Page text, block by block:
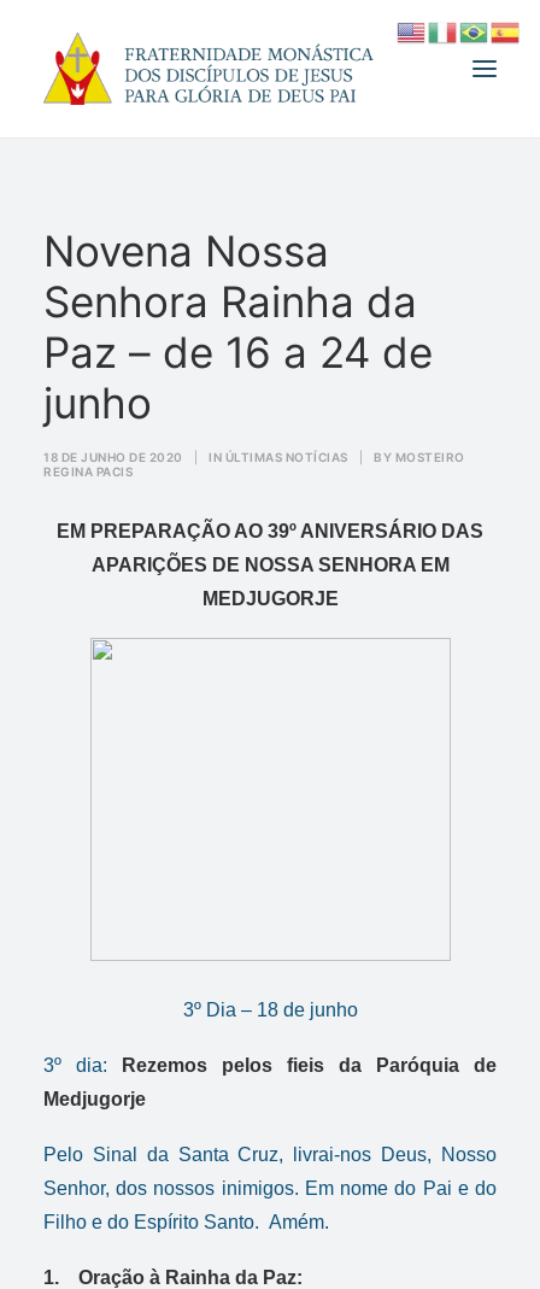
FUNDADOR
MEDJUGORJE
ESPIRITUALIDADE
ATUALIDADES
INFORMATIVO
DOAÇÃO
Novena Nossa
Senhora Rainha da
Paz – de 16 a 24 de
junho
18 DE JUNHO DE 2020 IN ÚLTIMAS NOTÍCIAS BY MOSTEIRO
REGINA PACIS
EM PREPARAÇÃO AO 39º ANIVERSÁRIO DAS
APARIÇÕES DE NOSSA SENHORA EM
MEDJUGORJE
3º Dia – 18 de junho
3º dia: Rezemos pelos fieis da Paróquia de
Medjugorje
Pelo Sinal da Santa Cruz, livrai-nos Deus, Nosso
Senhor, dos nossos inimigos. Em nome do Pai e do
Filho e do Espírito Santo. Amém.
1. Oração à Rainha da Paz: